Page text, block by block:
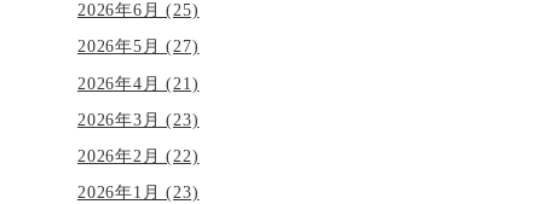
2026年6月 (25)
2026年5月 (27)
2026年4月 (21)
2026年3月 (23)
2026年2月 (22)
2026年1月 (23)